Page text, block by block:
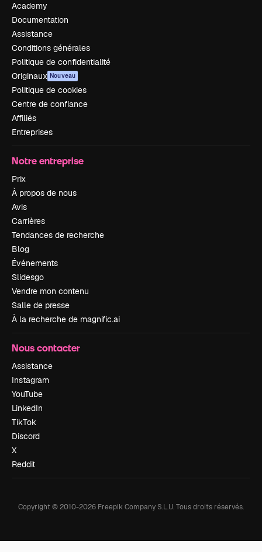
Academy
Documentation
Assistance
Conditions générales
Politique de confidentialité
Originaux Nouveau
Politique de cookies
Centre de confiance
Affiliés
Entreprises
Notre entreprise
Prix
À propos de nous
Avis
Carrières
Tendances de recherche
Blog
Événements
Slidesgo
Vendre mon contenu
Salle de presse
À la recherche de magnific.ai
Nous contacter
Assistance
Instagram
YouTube
LinkedIn
TikTok
Discord
X
Reddit
Copyright © 2010-2026 Freepik Company S.L.U.Tous droits réservés.